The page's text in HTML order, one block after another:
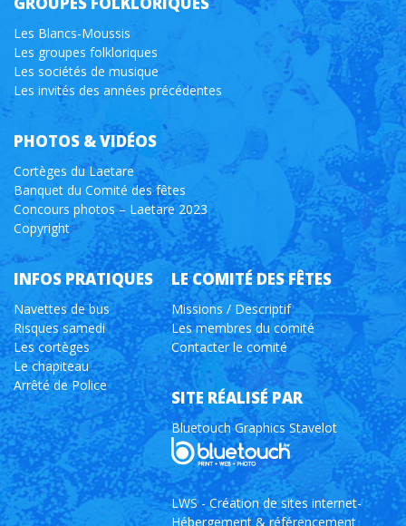
Les Blancs-Moussis
Les groupes folkloriques
Les sociétés de musique
Les invités des années précédentes
PHOTOS & VIDÉOS
Cortèges du Laetare
Banquet du Comité des fêtes
Concours photos – Laetare 2023
Copyright
INFOS PRATIQUES
Navettes de bus
Risques samedi
Les cortèges
Le chapiteau
Arrêté de Police
LE COMITÉ DES FÊTES
Missions / Descriptif
Les membres du comité
Contacter le comité
SITE RÉALISÉ PAR
Bluetouch Graphics Stavelot
LWS - Création de sites internet-
Hébergement & référencement